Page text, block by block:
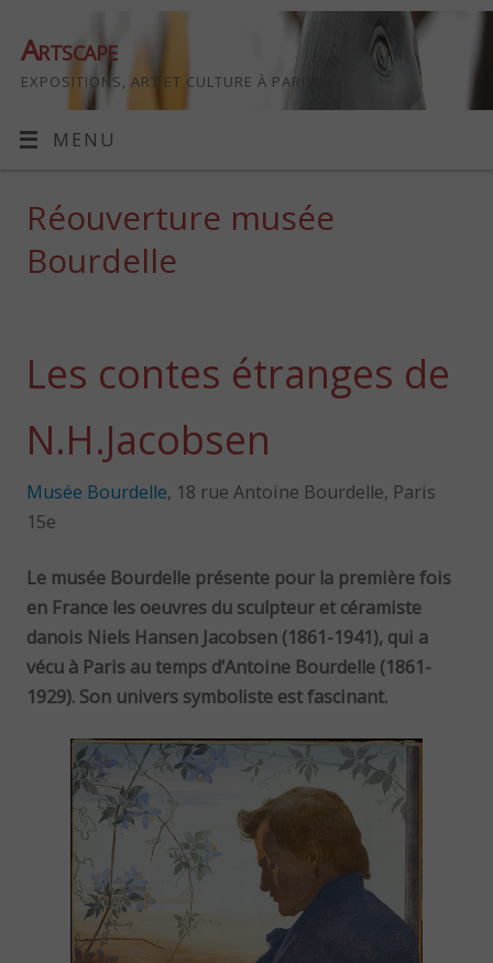
Artscape
EXPOSITIONS, ART ET CULTURE À PARIS
MENU
Réouverture musée
Bourdelle
Les contes étranges de
N.H.Jacobsen
Musée Bourdelle, 18 rue Antoine Bourdelle, Paris
15e
Le musée Bourdelle présente pour la première fois
en France les oeuvres du sculpteur et céramiste
danois Niels Hansen Jacobsen (1861-1941), qui a
vécu à Paris au temps d’Antoine Bourdelle (1861-
1929). Son univers symboliste est fascinant.